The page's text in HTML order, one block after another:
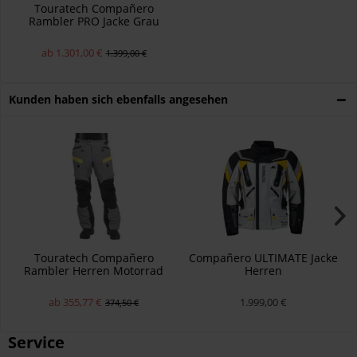
Touratech Compañero
Rambler PRO Jacke Grau
ab 1.301,00 € 1.399,00 €
Kunden haben sich ebenfalls angesehen
Touratech Compañero
Rambler Herren Motorrad
ab 355,77 € 374,50 €
Compañero ULTIMATE Jacke
Herren
1.999,00 €
Service